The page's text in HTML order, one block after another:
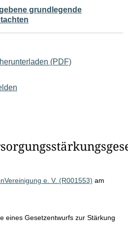
grundlegende
(PDF)
e. V. (R001553) am
eines Gesetzentwurfs zur Stärkung